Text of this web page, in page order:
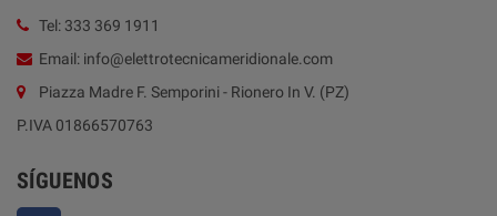
Tel: 333 369 1911
Email: info@elettrotecnicameridionale.com
Piazza Madre F. Semporini - Rionero In V. (PZ)
P.IVA 01866570763
SÍGUENOS